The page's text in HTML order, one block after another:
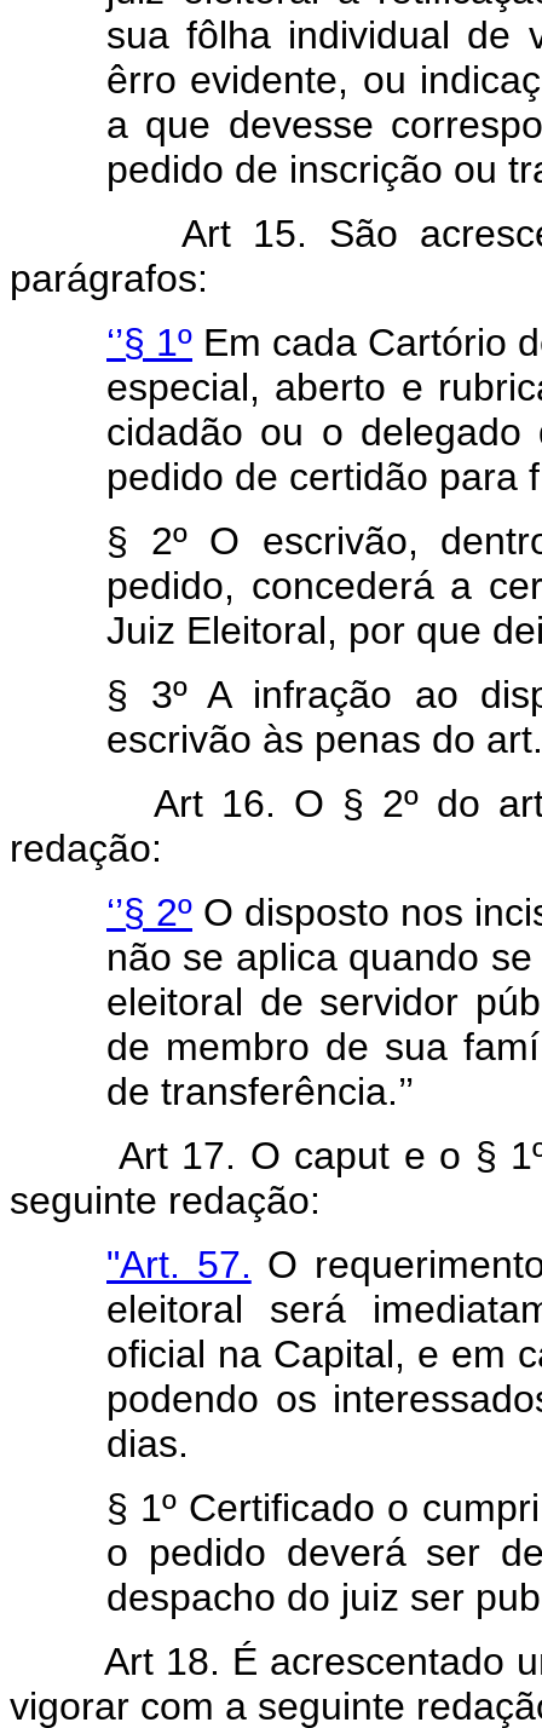
sua fôlha individual de
êrro evidente, ou
a que devesse
pedido de inscrição ou
Art 15. São
parágrafos:
‘’§ 1º Em cada Cartório
especial, aberto e
cidadão ou o
pedido de certidão para
§ 2º O escrivão,
pedido, concederá a
Juiz Eleitoral, por que
§ 3º A infração ao
escrivão às penas do
Art 16. O § 2º do
redação:
‘’§ 2º O disposto nos
não se aplica quando
eleitoral de servidor
de membro de sua
de transferência.’’
Art 17. O caput e o §
seguinte redação:
"Art. 57. O
eleitoral será
oficial na Capital, e em
podendo os
dias.
§ 1º Certificado o
o pedido deverá ser
despacho do juiz ser
Art 18. É acrescentado
vigorar com a seguinte